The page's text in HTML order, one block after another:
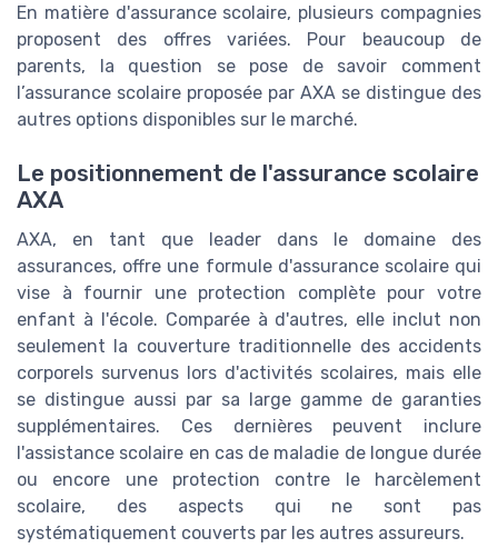
En matière d'assurance scolaire, plusieurs compagnies
proposent des offres variées. Pour beaucoup de
parents, la question se pose de savoir comment
l’assurance scolaire proposée par AXA se distingue des
autres options disponibles sur le marché.
Le positionnement de l'assurance scolaire
AXA
AXA, en tant que leader dans le domaine des
assurances, offre une formule d'assurance scolaire qui
vise à fournir une protection complète pour votre
enfant à l'école. Comparée à d'autres, elle inclut non
seulement la couverture traditionnelle des accidents
corporels survenus lors d'activités scolaires, mais elle
se distingue aussi par sa large gamme de garanties
supplémentaires. Ces dernières peuvent inclure
l'assistance scolaire en cas de maladie de longue durée
ou encore une protection contre le harcèlement
scolaire, des aspects qui ne sont pas
systématiquement couverts par les autres assureurs.